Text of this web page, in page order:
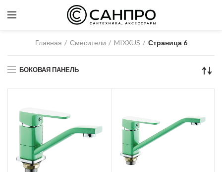
Главная Смесители MIXXUS Страница 6
БОКОВАЯ ПАНЕЛЬ